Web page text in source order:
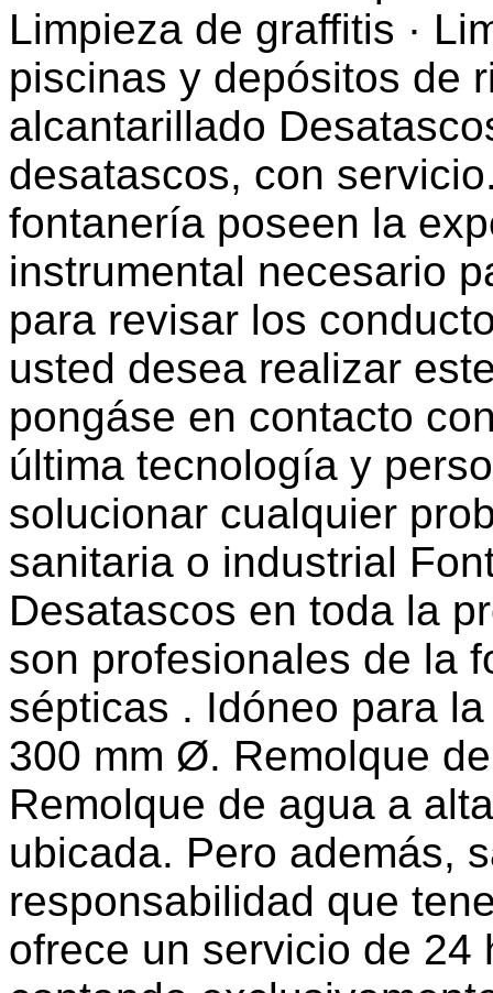
Limpieza de graffitis ·
piscinas y depósitos de
alcantarillado
desatascos, con
fontanería poseen la
instrumental necesario
para revisar los
usted desea realizar
pongáse en contacto
última tecnología y
solucionar cualquier
sanitaria o industrial
Desatascos en toda la
son profesionales de la
sépticas . Idóneo para
300 mm Ø. Remolque
Remolque de agua a
ubicada. Pero además,
responsabilidad que
ofrece un servicio de